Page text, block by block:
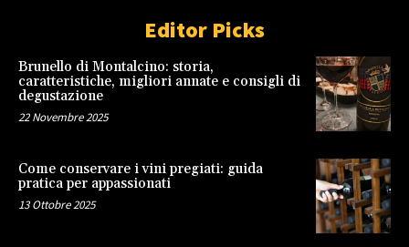
Editor Picks
Brunello di Montalcino: storia,
caratteristiche, migliori annate e consigli di
degustazione
22 Novembre 2025
Come conservare i vini pregiati: guida
pratica per appassionati
13 Ottobre 2025